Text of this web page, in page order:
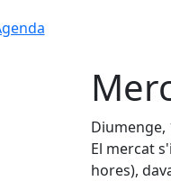
Diumenge,
El mercat
hores),